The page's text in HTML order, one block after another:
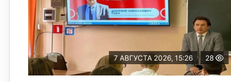
7 АВГУСТА 2026, 15:26 28